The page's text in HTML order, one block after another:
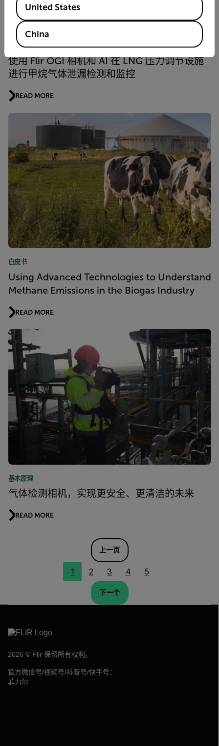
READ MORE
应用案例
使用 Flir OGI 相机和 AI 在 LNG 压力调节设施
进行甲烷气体泄漏检测和监控
READ MORE
白皮书
Using Advanced Technologies to Understand
Methane Emissions in the Biogas Industry
READ MORE
基本原理
气体检测相机，实现更安全、更清洁的未来
READ MORE
上一页
1 2 3 4 5
下一个
2026 © Flir 保留所有权利。
官方微信号/视频号/抖音号/快手号：
菲力尔
United States
China